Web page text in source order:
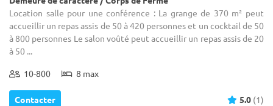
Location salle pour une conférence : La grange de 370 m² peut
accueillir un repas assis de 50 à 420 personnes et un cocktail de 50
à 800 personnes Le salon voûté peut accueillir un repas assis de 20
à 50 ...
10-800 8 max
Contacter 5.0 (1)